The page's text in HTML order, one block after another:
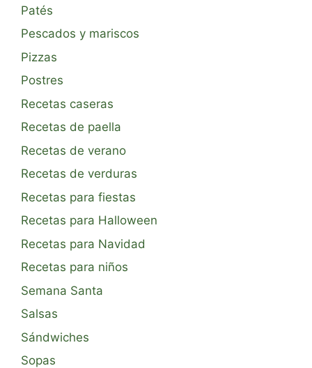
Patés
Pescados y mariscos
Pizzas
Postres
Recetas caseras
Recetas de paella
Recetas de verano
Recetas de verduras
Recetas para fiestas
Recetas para Halloween
Recetas para Navidad
Recetas para niños
Semana Santa
Salsas
Sándwiches
Sopas